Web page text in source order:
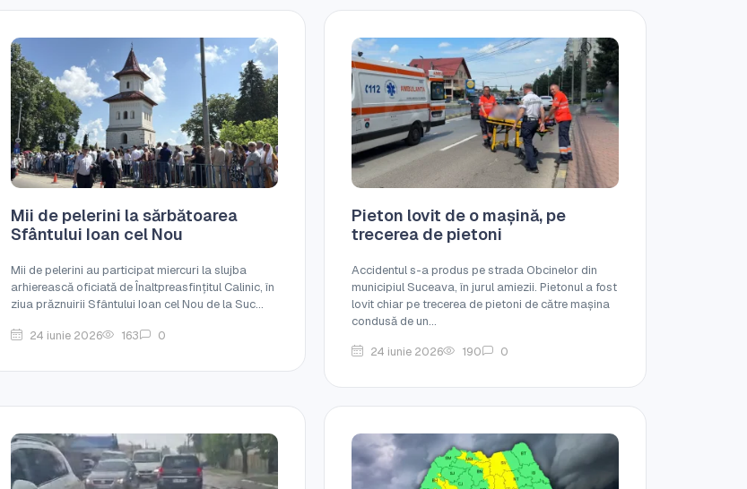
Mii de pelerini la sărbătoarea
Sfântului Ioan cel Nou
Mii de pelerini au participat miercuri la slujba
arhierească oficiată de Înaltpreasfințitul Calinic, în
ziua prăznuirii Sfântului Ioan cel Nou de la Suc...
24 iunie 2026 163 0
Pieton lovit de o mașină, pe
trecerea de pietoni
Accidentul s-a produs pe strada Obcinelor din
municipiul Suceava, în jurul amiezii. Pietonul a fost
lovit chiar pe trecerea de pietoni de către mașina
condusă de un...
24 iunie 2026
190 0